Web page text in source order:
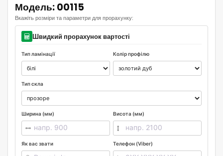
Модель: 00115
Вкажіть розміри та параметри для прорахунку:
Швидкий прорахунок вартості
Тип ламінації Колір профілю
Тип скла
Ширина (мм) Висота (мм)
Як вас звати Телефон (Viber)